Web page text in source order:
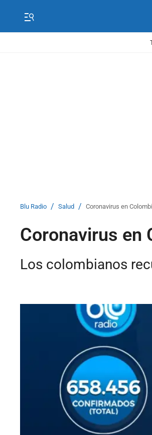
Blu Radio / Salud / Coronavirus en
Coronavirus en
Los colombianos